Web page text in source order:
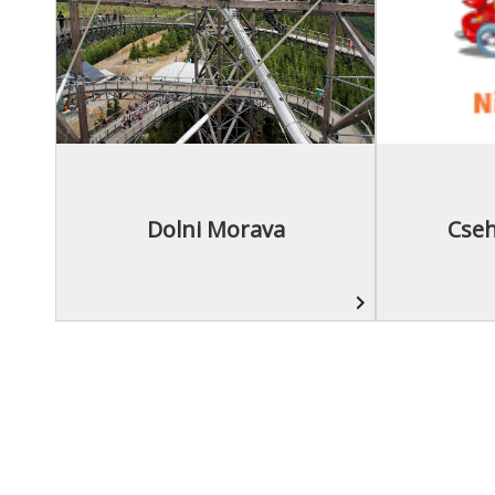
Dolni Morava
navigate_next